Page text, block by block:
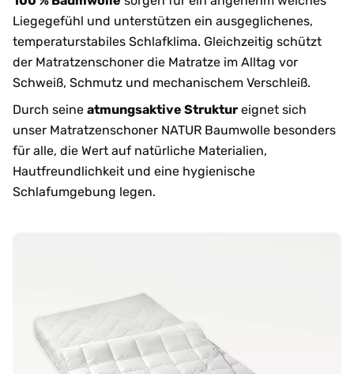
Liegegefühl und unterstützen ein ausgeglichenes,
temperaturstabiles Schlafklima. Gleichzeitig schützt
der Matratzenschoner die Matratze im Alltag vor
Schweiß, Schmutz und mechanischem Verschleiß.
Durch seine atmungsaktive Struktur eignet sich
unser Matratzenschoner NATUR Baumwolle besonders
für alle, die Wert auf natürliche Materialien,
Hautfreundlichkeit und eine hygienische
Schlafumgebung legen.